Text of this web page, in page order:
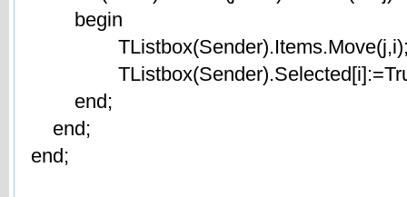
begin
end;
end;
end;